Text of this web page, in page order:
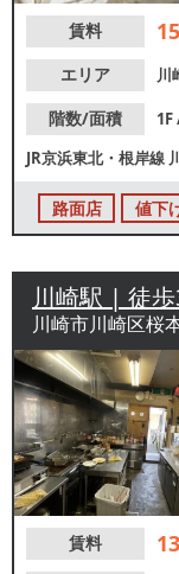
賃料
エリア
川
階数/面積
1F
JR京浜東北・根岸線
路面店 値下
川崎駅 | 徒
川崎市川崎区桜
賃料